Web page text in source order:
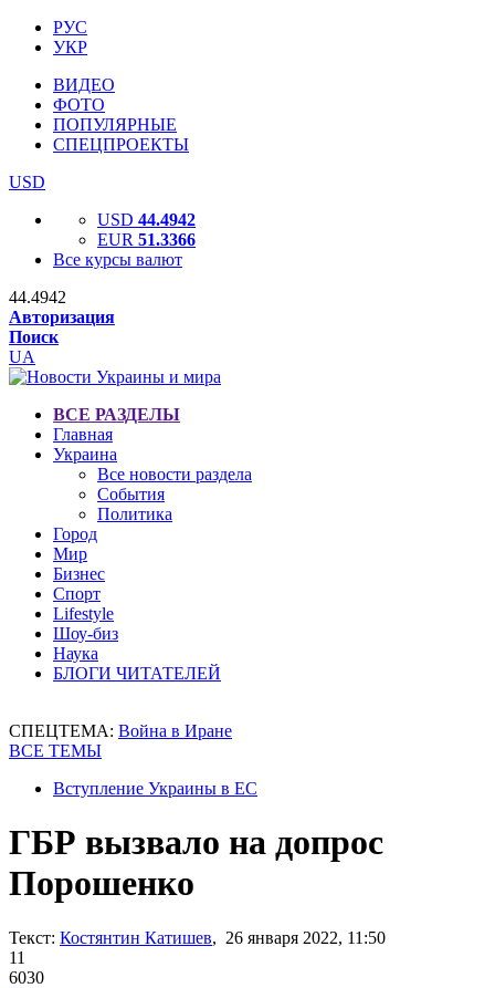
РУС
УКР
ВИДЕО
ФОТО
ПОПУЛЯРНЫЕ
СПЕЦПРОЕКТЫ
USD
USD 44.4942
EUR 51.3366
Все курсы валют
44.4942
Авторизация
Поиск
UA
ВСЕ РАЗДЕЛЫ
Главная
Украина
Все новости раздела
События
Политика
Город
Мир
Бизнес
Спорт
Lifestyle
Шоу-биз
Наука
БЛОГИ ЧИТАТЕЛЕЙ
СПЕЦТЕМА: Война в Иране
ВСЕ ТЕМЫ
Вступление Украины в ЕС
ГБР вызвало на допрос
Порошенко
Текст: Костянтин Катишев, 26 января 2022, 11:50
11
6030